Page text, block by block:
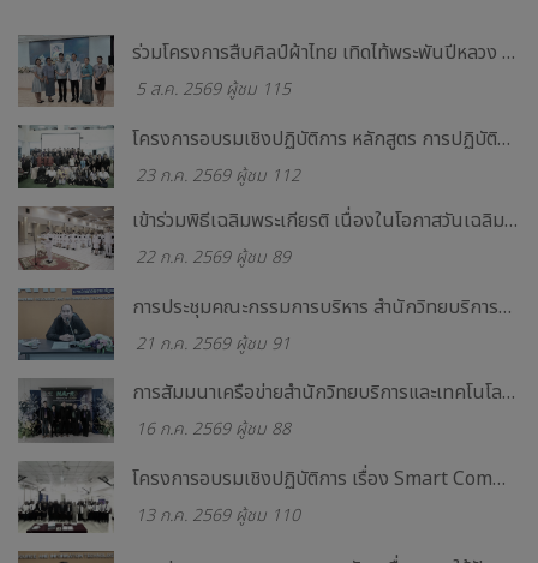
ร่วมโครงการสืบศิลป์ผ้าไทย เทิดไท้พระพันปีหลวง สานสายใยรักวันแม่แห่งชาติ ประจำปี 2569
5 ส.ค. 2569 ผู้ชม 115
โครงการอบรมเชิงปฏิบัติการ หลักสูตร การปฏิบัติการฉุกเฉินกรณีเกิดอัคคีภัย และการอพยพหนีไฟ
23 ก.ค. 2569 ผู้ชม 112
เข้าร่วมพิธีเฉลิมพระเกียรติ เนื่องในโอกาสวันเฉลิมพระชนมพรรษา พระบาทสมเด็จพระเจ้าอยู่หัว ๒๘ กรกฎาคม ๒๕๖๙
22 ก.ค. 2569 ผู้ชม 89
การประชุมคณะกรรมการบริหาร สำนักวิทยบริการและเทคโนโลยีสารสนเทศ ครั้งที่ 7/2569
21 ก.ค. 2569 ผู้ชม 91
การสัมมนาเครือข่ายสำนักวิทยบริการและเทคโนโลยีสารสนเทศ มหาวิทยาลัยราชภัฏ ภาคเหนือ ๘ สถาบัน ครั้งที่ 16 NArit Network 2026
16 ก.ค. 2569 ผู้ชม 88
โครงการอบรมเชิงปฏิบัติการ เรื่อง Smart Communication and AI บุคลิกภาพดี สื่อสารเด่น นำเสนอเป็น ด้วย AI สำหรับบุคลากรและผู้นำชุมชน
13 ก.ค. 2569 ผู้ชม 110